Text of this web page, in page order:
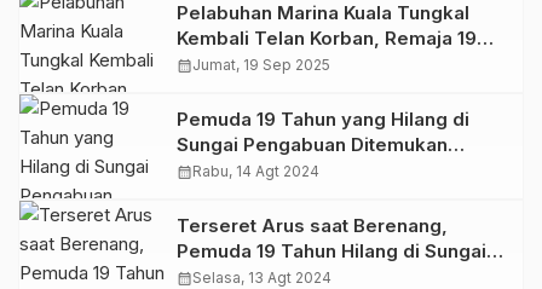
Pelabuhan Marina Kuala Tungkal
Kembali Telan Korban, Remaja 19
Tahun Tewas Tenggelam
calendar_monthJumat, 19 Sep 2025
Pemuda 19 Tahun yang Hilang di
Sungai Pengabuan Ditemukan
Tewas Tenggelam
calendar_monthRabu, 14 Agt 2024
Terseret Arus saat Berenang,
Pemuda 19 Tahun Hilang di Sungai
Pengabuan
calendar_monthSelasa, 13 Agt 2024